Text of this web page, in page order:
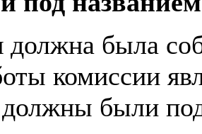
должна была
комиссии
должны были